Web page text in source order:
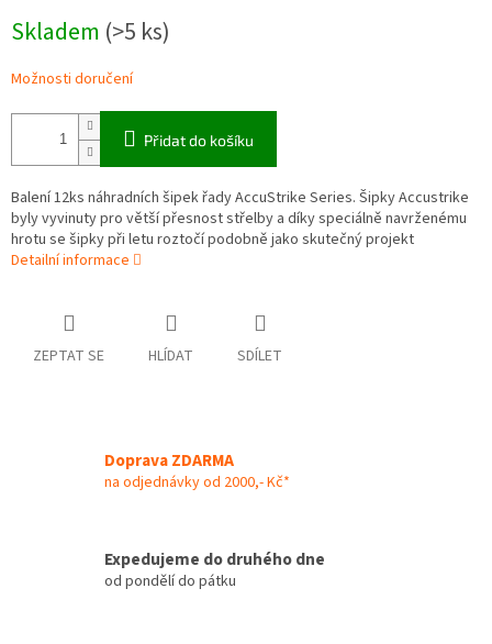
cena:
Skladem (>5 ks)
Možnosti doručení
Přidat do košíku
Balení 12ks náhradních šipek řady AccuStrike Series. Šipky Accustrike
byly vyvinuty pro větší přesnost střelby a díky speciálně navrženému
hrotu se šipky při letu roztočí podobně jako skutečný projekt
Detailní informace
ZEPTAT SE HLÍDAT SDÍLET
Doprava ZDARMA
na odjednávky od 2000,- Kč*
Expedujeme do druhého dne
od pondělí do pátku